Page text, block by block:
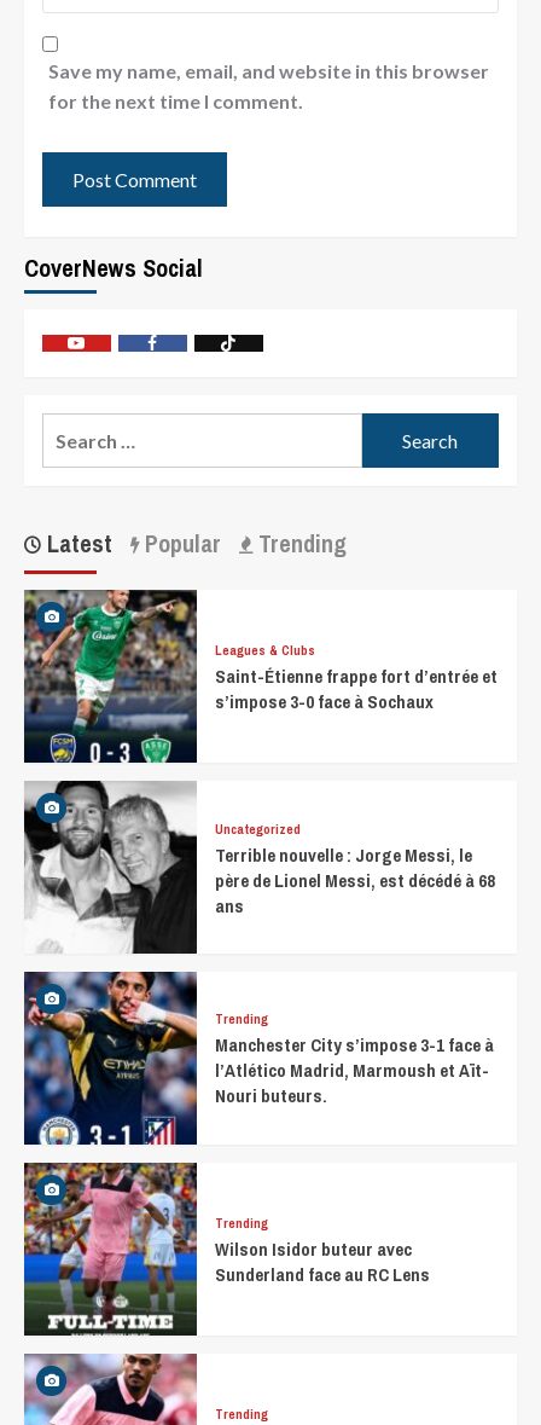
Save my name, email, and website in this browser
for the next time I comment.
CoverNews Social
Latest Popular Trending
Leagues & Clubs
Saint-Étienne frappe fort d’entrée et
s’impose 3-0 face à Sochaux
Uncategorized
Terrible nouvelle : Jorge Messi, le
père de Lionel Messi, est décédé à 68
ans
Trending
Manchester City s’impose 3-1 face à
l’Atlético Madrid, Marmoush et Aït-
Nouri buteurs.
Trending
Wilson Isidor buteur avec
Sunderland face au RC Lens
Trending